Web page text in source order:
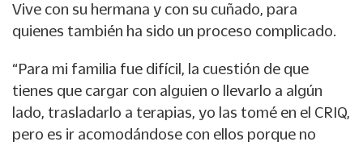
Vive con su hermana y con su cuñado, para
quienes también ha sido un proceso complicado.
“Para mi familia fue difícil, la cuestión de que
tienes que cargar con alguien o llevarlo a algún
lado, trasladarlo a terapias, yo las tomé en el CRIQ,
pero es ir acomodándose con ellos porque no